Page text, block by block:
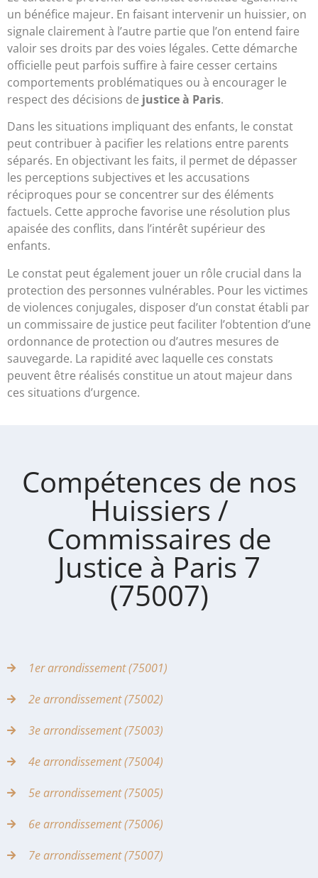
un bénéfice majeur. En faisant intervenir un huissier, on
signale clairement à l’autre partie que l’on entend faire
valoir ses droits par des voies légales. Cette démarche
officielle peut parfois suffire à faire cesser certains
comportements problématiques ou à encourager le
respect des décisions de justice à Paris.
Dans les situations impliquant des enfants, le constat
peut contribuer à pacifier les relations entre parents
séparés. En objectivant les faits, il permet de dépasser
les perceptions subjectives et les accusations
réciproques pour se concentrer sur des éléments
factuels. Cette approche favorise une résolution plus
apaisée des conflits, dans l’intérêt supérieur des
enfants.
Le constat peut également jouer un rôle crucial dans la
protection des personnes vulnérables. Pour les victimes
de violences conjugales, disposer d’un constat établi par
un commissaire de justice peut faciliter l’obtention d’une
ordonnance de protection ou d’autres mesures de
sauvegarde. La rapidité avec laquelle ces constats
peuvent être réalisés constitue un atout majeur dans
ces situations d’urgence.
Compétences de nos
Huissiers /
Commissaires de
Justice à Paris 7
(75007)
1er arrondissement (75001)
2e arrondissement (75002)
3e arrondissement (75003)
4e arrondissement (75004)
5e arrondissement (75005)
6e arrondissement (75006)
7e arrondissement (75007)